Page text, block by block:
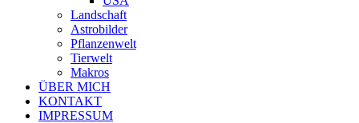
Landschaft
Astrobilder
Pflanzenwelt
Tierwelt
Makros
ÜBER MICH
KONTAKT
IMPRESSUM